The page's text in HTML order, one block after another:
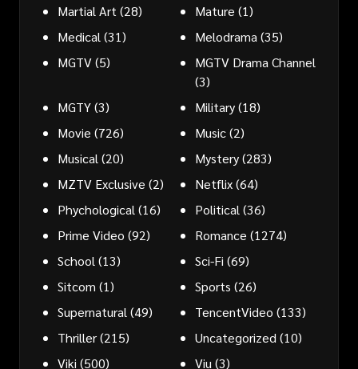
Martial Art (28) Mature (1)
Medical (31) Melodrama (35)
MGTV(5)
MGTV Drama Channel
(3)
MGTY(3) Military(18)
Movie (726) Music(2)
Musical (20) Mystery(283)
MZTV Exclusive (2) Netflix(64)
Phychological (16) Political (36)
Prime Video (92) Romance (1274)
School (13) Sci-Fi (69)
Sitcom (1) Sports (26)
Supernatural (49) TencentVideo (133)
Thriller(215) Uncategorized (10)
Viki (500) Viu (3)